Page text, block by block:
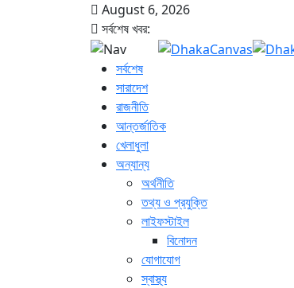
August 6, 2026
সর্বশেষ খবর:
সর্বশেষ
সারাদেশ
রাজনীতি
আন্তর্জাতিক
খেলাধুলা
অন্যান্য
অর্থনীতি
তথ্য ও প্রযুক্তি
লাইফস্টাইল
বিনোদন
যোগাযোগ
স্বাস্থ্য